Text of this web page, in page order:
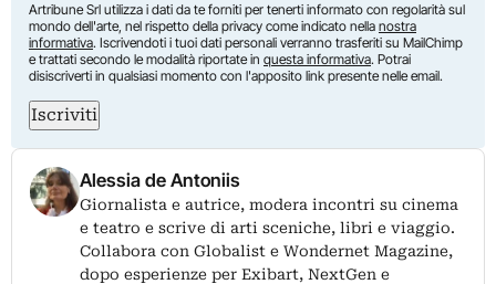
Artribune Srl utilizza i dati da te forniti per tenerti informato con regolarità sul
mondo dell'arte, nel rispetto della privacy come indicato nella nostra
informativa. Iscrivendoti i tuoi dati personali verranno trasferiti su MailChimp
e trattati secondo le modalità riportate in questa informativa. Potrai
disiscriverti in qualsiasi momento con l'apposito link presente nelle email.
Iscriviti
Alessia de Antoniis
Giornalista e autrice, modera incontri su cinema
e teatro e scrive di arti sceniche, libri e viaggio.
Collabora con Globalist e Wondernet Magazine,
dopo esperienze per Exibart, NextGen e